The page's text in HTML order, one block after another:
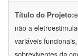
Título do Projeto:
não a
variáveis